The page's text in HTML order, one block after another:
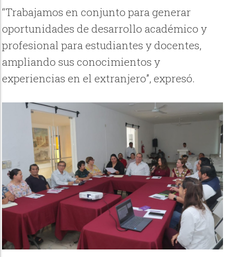
“Trabajamos en conjunto para generar
oportunidades de desarrollo académico y
profesional para estudiantes y docentes,
ampliando sus conocimientos y
experiencias en el extranjero”, expresó.